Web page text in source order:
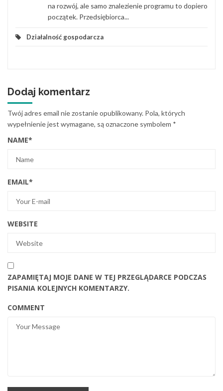
na rozwój, ale samo znalezienie programu to dopiero
początek. Przedsiębiorca...
Działalność gospodarcza
Dodaj komentarz
Twój adres email nie zostanie opublikowany. Pola, których
wypełnienie jest wymagane, są oznaczone symbolem *
NAME*
EMAIL*
WEBSITE
ZAPAMIĘTAJ MOJE DANE W TEJ PRZEGLĄDARCE PODCZAS
PISANIA KOLEJNYCH KOMENTARZY.
COMMENT